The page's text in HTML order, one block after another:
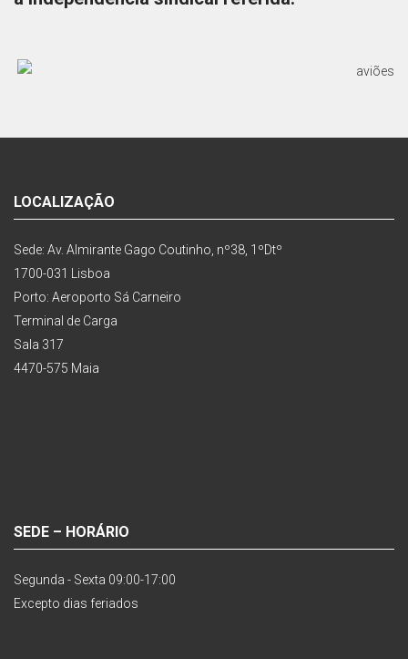
LOCALIZAÇÃO
Sede: Av. Almirante Gago Coutinho, nº38, 1ºDtº
1700-031 Lisboa
Porto: Aeroporto Sá Carneiro
Terminal de Carga
Sala 317
4470-575 Maia
SEDE – HORÁRIO
Segunda - Sexta 09:00-17:00
Excepto dias feriados